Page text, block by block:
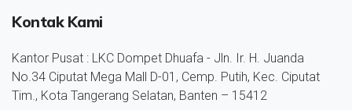
Kontak Kami
Kantor Pusat : LKC Dompet Dhuafa - Jln. Ir. H. Juanda
No.34 Ciputat Mega Mall D-01, Cemp. Putih, Kec. Ciputat
Tim., Kota Tangerang Selatan, Banten – 15412